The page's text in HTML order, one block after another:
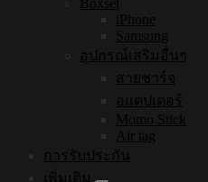
Boxset
iPhone
Samsung
อุปกรณ์เสริมอื่นๆ
สายชาร์จ
อแดปเตอร์
Momo Stick
Air tag
การรับประกัน
เพิ่มเติม